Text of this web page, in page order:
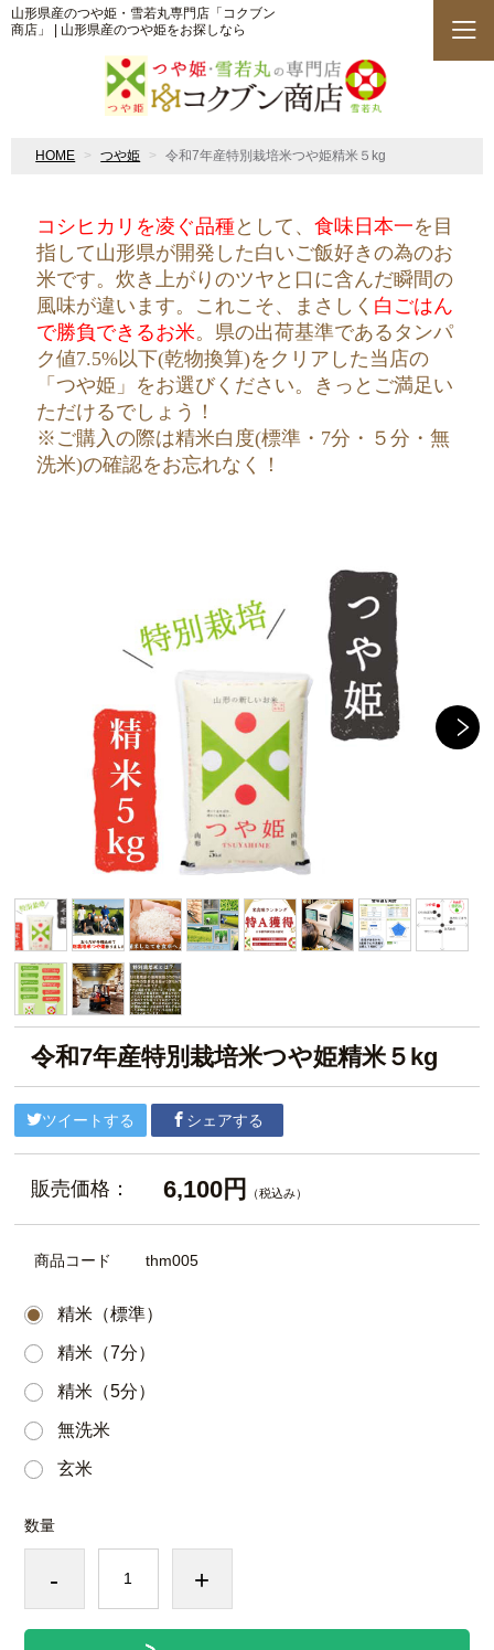
山形県産のつや姫・雪若丸専門店「コクブン
商店」 | 山形県産のつや姫をお探しなら
HOME つや姫 令和7年産特別栽培米つや姫精米５kg
コシヒカリを凌ぐ品種として、食味日本一を目
指して山形県が開発した白いご飯好きの為のお
米です。炊き上がりのツヤと口に含んだ瞬間の
風味が違います。これこそ、まさしく 白ごはん
で勝負できるお米。県の出荷基準であるタンパ
ク値7.5%以下(乾物換算)をクリアした当店の
「つや姫」をお選びください。きっとご満足い
ただけるでしょう！
※ご購入の際は精米白度(標準・7分・５分・無
洗米)の確認をお忘れなく！
令和7年産特別栽培米つや姫精米５kg
ツイートする シェアする
販売価格： 6,100円 （税込み）
商品コード thm005
精米（標準）
精米（7分）
精米（5分）
無洗米
玄米
数量
- +